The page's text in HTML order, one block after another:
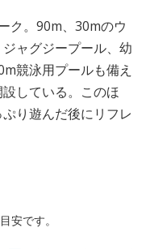
ク。90m、30mのウ
ャグジープール、幼
競泳用プールも備え
している。このほ
り遊んだ後にリフレ
安です。